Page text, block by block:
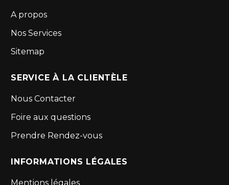
A propos
Nos Services
Sitemap
SERVICE À LA CLIENTÈLE
Nous Contacter
Foire aux questions
Prendre Rendez-vous
INFORMATIONS LÉGALES
Mentions légales